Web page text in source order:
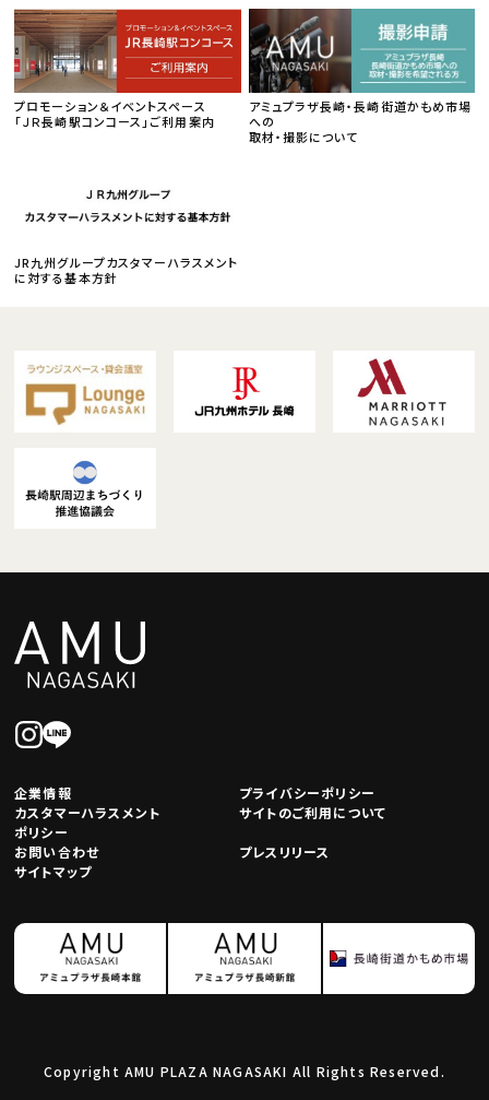
プロモーション＆イベントスペース
「ＪＲ長崎駅コンコース」ご利用案内
アミュプラザ長崎・長崎街道かもめ市場
への
取材・撮影について
JR九州グループカスタマーハラスメント
に対する基本方針
企業情報
プライバシーポリシー
カスタマーハラスメント
ポリシー
サイトのご利用について
お問い合わせ
プレスリリース
サイトマップ
Copyright AMU PLAZA NAGASAKI All Rights Reserved.